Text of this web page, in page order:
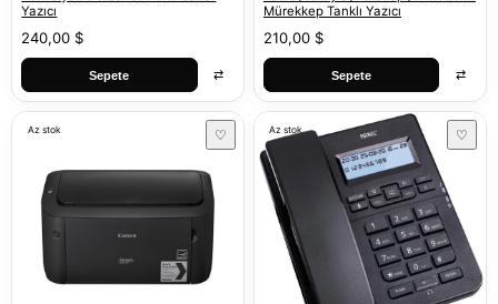
Yazıcı
240,00 $
Sepete ⇄
Mürekkep Tanklı Yazıcı
210,00 $
Sepete ⇄
Az stok ♡ Az stok ♡